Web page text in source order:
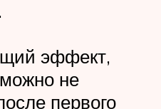
эффект,
не
первого